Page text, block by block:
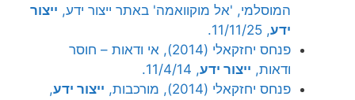
המוסלמי, 'אל מוקוואמה' באתר ייצור ידע, ייצור
ידע, 11/11/25.
פנחס יחזקאלי (2014), אי ודאות – חוסר
ודאות, ייצור ידע, 11/4/14.
פנחס יחזקאלי (2014), מורכבות,
ייצור ידע,